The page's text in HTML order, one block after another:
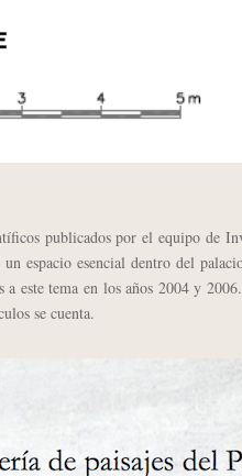
publicados por el equipo de
espacio esencial dentro del
este tema en los años 2004 y
se cuenta.